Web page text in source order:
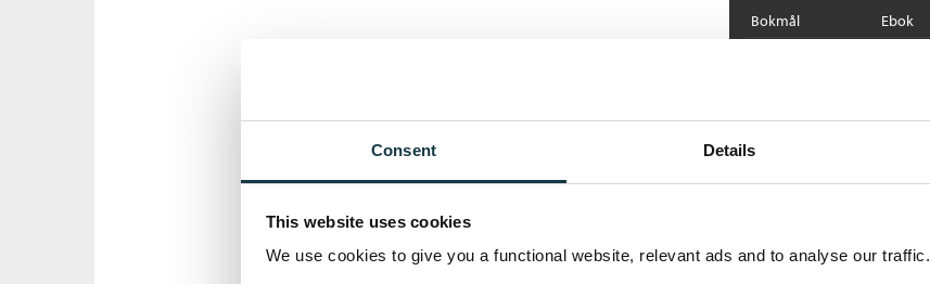
Consent Details
This website uses cookies
We use cookies to give you a functional website, relevant ads and to analyse our traffic.
Bokmål Ebok